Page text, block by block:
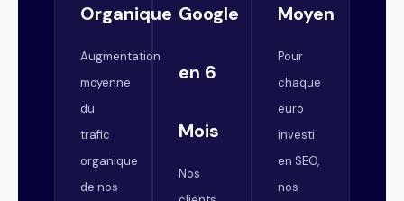
Organique
Augmentation
moyenne
du
trafic
organique
de nos
Google
en 6
Mois
Nos
Moyen
Pour
chaque
euro
investi
en SEO,
nos